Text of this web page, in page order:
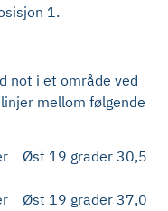
1.
not i et område ved
mellom følgende
Øst 19 grader 30,5
Øst 19 grader 37,0